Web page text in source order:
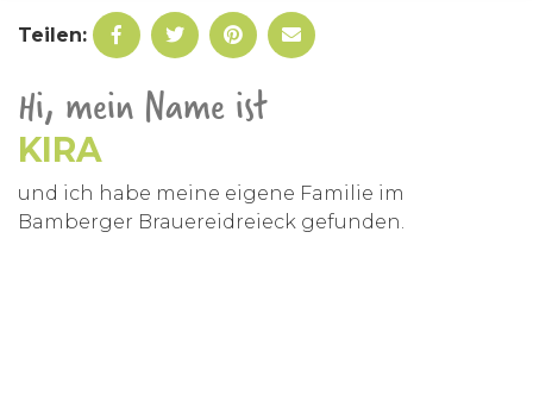
Teilen:
Hi, mein Name ist
KIRA
und ich habe meine eigene Familie im
Bamberger Brauereidreieck gefunden.